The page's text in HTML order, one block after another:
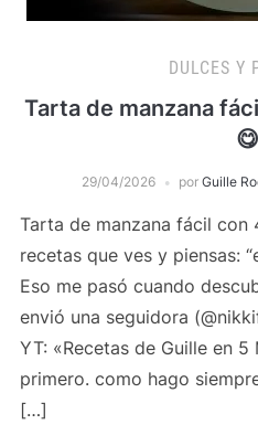
DULCES Y
Tarta de manzana
😋
29/04/2026 por Guille
Tarta de manzana fácil con
recetas que ves y piensas:
Eso me pasó cuando
envió una seguidora
YT: «Recetas de Guille en
primero. como hago
[…]